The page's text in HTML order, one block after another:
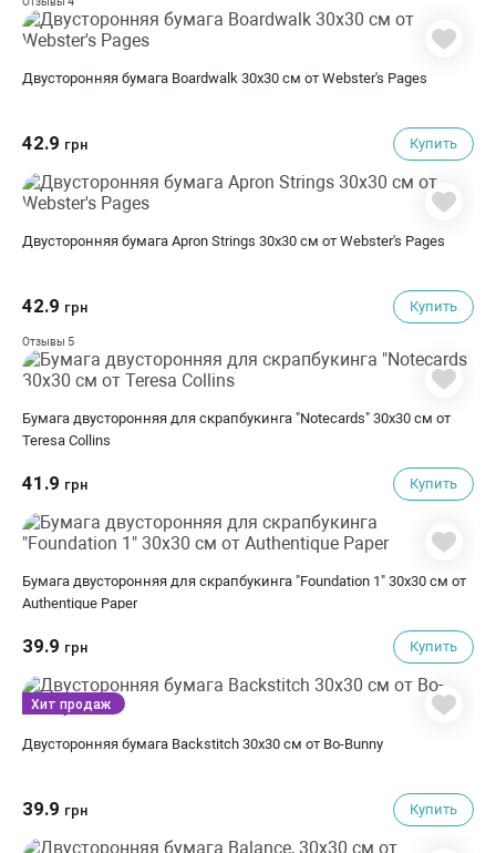
Двусторонняя бумага Boardwalk 30х30 см от Webster's Pages
42.9 грн Купить
Двусторонняя бумага Apron Strings 30х30 см от Webster's Pages
42.9 грн Купить
Отзывы 5
Бумага двусторонняя для скрапбукинга "Notecards" 30х30 см от
Teresa Collins
41.9 грн Купить
Бумага двусторонняя для скрапбукинга "Foundation 1" 30х30 см от
Authentique Paper
39.9 грн Купить
Двусторонняя бумага Backstitch 30х30 см от Bo-Bunny
39.9 грн Купить
Хит продаж